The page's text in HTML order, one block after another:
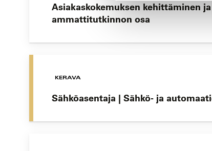
Asiakaskokemuksen kehittäminen
ammattitutkinnon osa
KERAVA
Sähköasentaja | Sähkö- ja